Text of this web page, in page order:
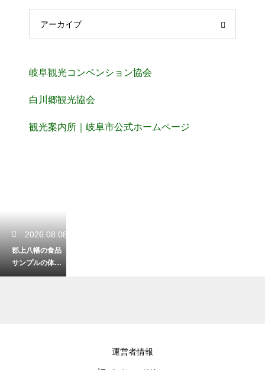
アーカイブ
岐阜観光コンベンション協会
白川郷観光協会
観光案内所｜岐阜市公式ホームページ
2026.08.08
郡上八幡の食品
サンプルの体験
は予約なしでも
運営者情報